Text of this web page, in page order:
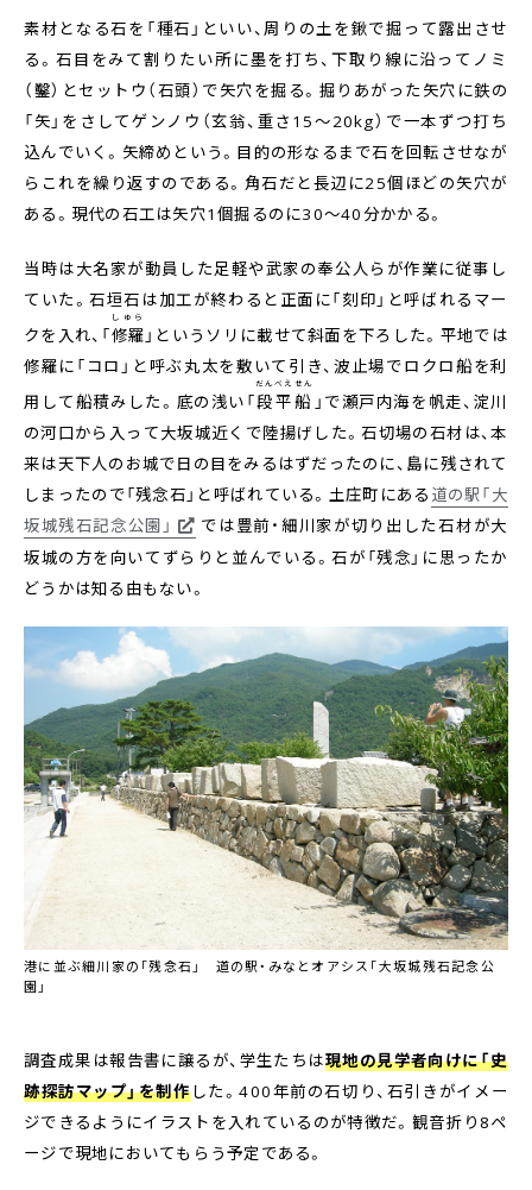
素材となる石を「種石」といい、周りの土を鍬で掘って露出させ
る。石目をみて割りたい所に墨を打ち、下取り線に沿ってノミ
（鑿）とセットウ（石頭）で矢穴を掘る。掘りあがった矢穴に鉄の
「矢」をさしてゲンノウ（玄翁、重さ15～20kg）で一本ずつ打ち
込んでいく。矢締めという。目的の形なるまで石を回転させなが
らこれを繰り返すのである。角石だと長辺に25個ほどの矢穴が
ある。現代の石工は矢穴1個掘るのに30～40分かかる。
当時は大名家が動員した足軽や武家の奉公人らが作業に従事し
ていた。石垣石は加工が終わると正面に「刻印」と呼ばれるマー
クを入れ、「修羅
しゅら
」というソリに載せて斜面を下ろした。平地では
修羅に「コロ」と呼ぶ丸太を敷いて引き、波止場でロクロ船を利
用して船積みした。底の浅い「段平船
だんべえせん
」で瀬戸内海を帆走、淀川
の河口から入って大坂城近くで陸揚げした。石切場の石材は、本
来は天下人のお城で日の目をみるはずだったのに、島に残されて
しまったので「残念石」と呼ばれている。土庄町にある 道の駅「大
坂城残石記念公園」
では豊前・細川家が切り出した石材が大
坂城の方を向いてずらりと並んでいる。石が「残念」に思ったか
どうかは知る由もない。
港に並ぶ細川家の「残念石」 道の駅・みなとオアシス「大坂城残石記念公
園」
調査成果は報告書に譲るが、学生たちは現地の見学者向けに「史
跡探訪マップ」を制作した。400年前の石切り、石引きがイメー
ジできるようにイラストを入れているのが特徴だ。観音折り8ペ
ージで現地においてもらう予定である。